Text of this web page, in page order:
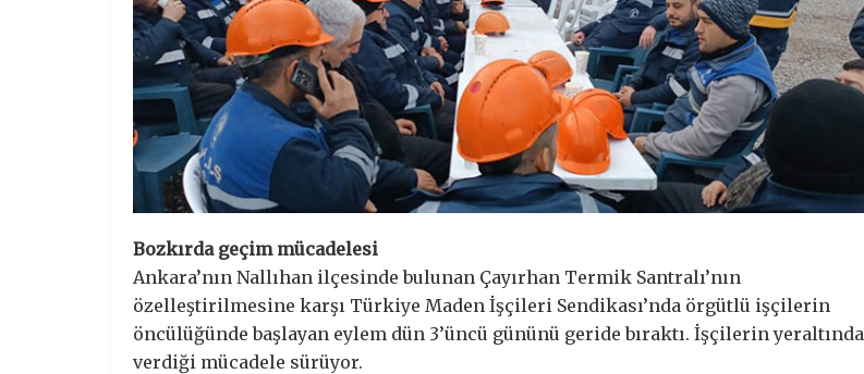
Bozkırda geçim mücadelesi
Ankara’nın Nallıhan ilçesinde bulunan Çayırhan Termik Santralı’nın
özelleştirilmesine karşı Türkiye Maden İşçileri Sendikası’nda örgütlü işçilerin
öncülüğünde başlayan eylem dün 3’üncü gününü geride bıraktı. İşçilerin yeraltında
verdiği mücadele sürüyor.